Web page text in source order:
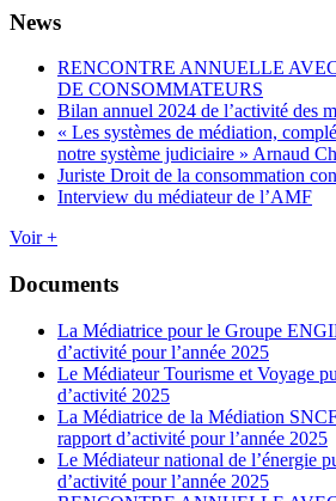
News
RENCONTRE ANNUELLE
DE CONSOMMATEURS
Bilan annuel 2024 de l’activité des
« Les systèmes de médiation,
notre système judiciaire » Arnaud
Juriste Droit de la consommation
Interview du médiateur de l’AMF
Voir +
Documents
La Médiatrice pour le Groupe
d’activité pour l’année 2025
Le Médiateur Tourisme et Voyage
d’activité 2025
La Médiatrice de la Médiation
rapport d’activité pour l’année 2025
Le Médiateur national de l’énergie
d’activité pour l’année 2025